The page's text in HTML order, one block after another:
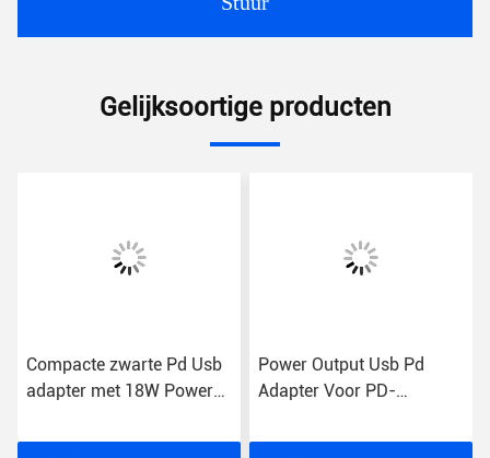
Gelijksoortige producten
Compacte zwarte Pd Usb
adapter met 18W Power
kortsluitbescherming
Power Output Usb Pd
Adapter Voor PD-
Lichtgewicht 30W Zwart